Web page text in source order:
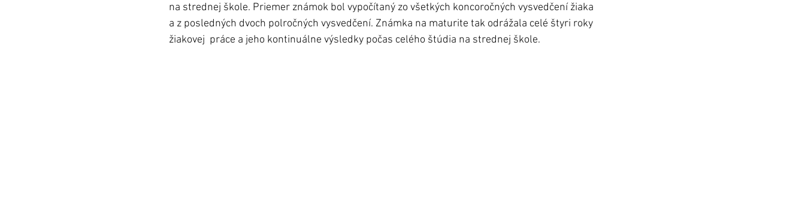
na strednej škole. Priemer známok bol vypočítaný zo všetkých koncoročných vysvedčení žiaka
a z posledných dvoch polročných vysvedčení. Známka na maturite tak odrážala celé štyri roky
žiakovej  práce a jeho kontinuálne výsledky počas celého štúdia na strednej škole.